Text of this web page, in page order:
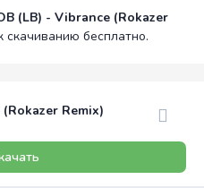
(LB) - Vibrance (Rokazer
скачиванию бесплатно.
Remix)